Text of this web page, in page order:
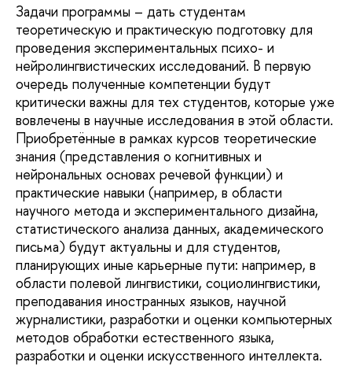
Задачи программы – дать студентам
теоретическую и практическую подготовку для
проведения экспериментальных психо- и
нейролингвистических исследований. В первую
очередь полученные компетенции будут
критически важны для тех студентов, которые уже
вовлечены в научные исследования в этой области.
Приобретённые в рамках курсов теоретические
знания (представления о когнитивных и
нейрональных основах речевой функции) и
практические навыки (например, в области
научного метода и экспериментального дизайна,
статистического анализа данных, академического
письма) будут актуальны и для студентов,
планирующих иные карьерные пути: например, в
области полевой лингвистики, социолингвистики,
преподавания иностранных языков, научной
журналистики, разработки и оценки компьютерных
методов обработки естественного языка,
разработки и оценки искусственного интеллекта.